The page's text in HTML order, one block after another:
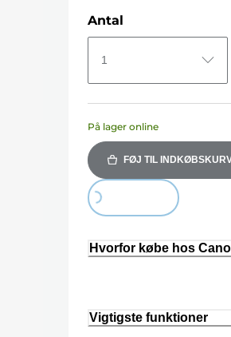
Antal
1
På lager online
FØJ TIL
Loading...
Hvorfor købe hos
Vigtigste funktioner